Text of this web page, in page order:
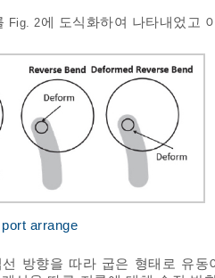
Fig. 2에 도식화하여 나타내었고
arrange
방향을 따라 굽은 형태로 유